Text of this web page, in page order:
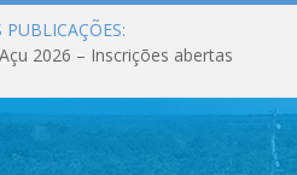
2026 – Inscrições abertas